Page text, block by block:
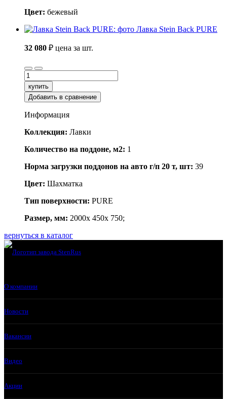
Цвет: бежевый
Лавка Stein Back PURE
32 080 ₽ цена за шт.
купить
Добавить в сравнение
Информация
Коллекция: Лавки
Количество на поддоне, м2: 1
Норма загрузки поддонов на авто г/п 20 т, шт: 39
Цвет: Шахматка
Тип поверхности: PURE
Размер, мм: 2000x 450x 750;
вернуться в каталог
О компании
Новости
Вакансии
Видео
Акции